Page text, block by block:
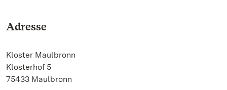
Adresse
Kloster Maulbronn
Klosterhof 5
75433 Maulbronn